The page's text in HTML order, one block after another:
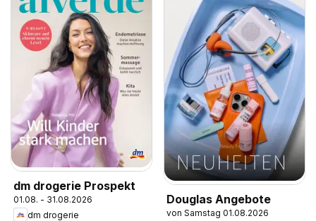
dm drogerie Prospekt
01.08. - 31.08.2026
dm drogerie
Douglas Angebote
von Samstag 01.08.2026